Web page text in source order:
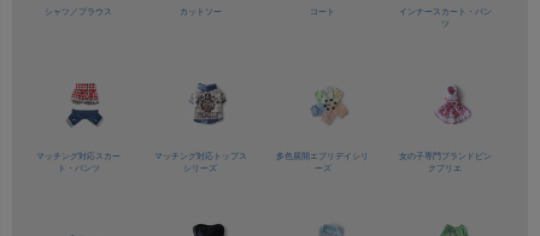
シャツ／ ブラウス カットソー コート
インナースカート・パン
ツ
マッチング対応スカー
ト・パンツ
マッチング対応トップス
シリーズ
多色展開 エブリデイシリ
ーズ
女の子専門ブランド ピン
クプリエ